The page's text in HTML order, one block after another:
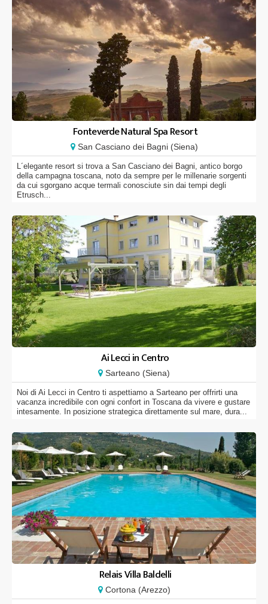
Fonteverde Natural Spa Resort
San Casciano dei Bagni (Siena)
L´elegante resort si trova a San Casciano dei Bagni, antico borgo
della campagna toscana, noto da sempre per le millenarie sorgenti
da cui sgorgano acque termali conosciute sin dai tempi degli
Etrusch...
Ai Lecci in Centro
Sarteano (Siena)
Noi di Ai Lecci in Centro ti aspettiamo a Sarteano per offrirti una
vacanza incredibile con ogni confort in Toscana da vivere e gustare
intesamente. In posizione strategica direttamente sul mare, dura...
Relais Villa Baldelli
Cortona (Arezzo)